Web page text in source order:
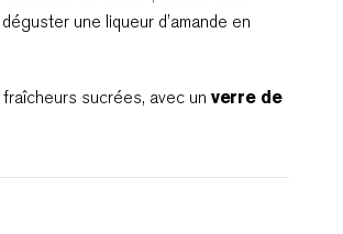
une liqueur d’amande en
sucrées, avec un verre de